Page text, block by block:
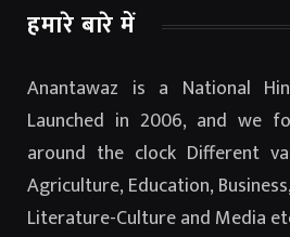
हमारे बारे में
Anantawaz is a National
Launched in 2006, and we
around the clock Different
Agriculture, Education,
Literature-Culture and Media